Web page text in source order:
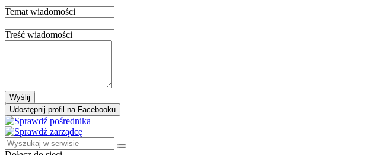
Temat wiadomości
Treść wiadomości
Wyślij
Udostępnij profil na Facebooku